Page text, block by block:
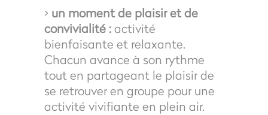
> un moment de plaisir et de
convivialité :activité
bienfaisante et relaxante.
Chacun avance à son rythme
tout en partageant le plaisir de
se retrouver en groupe pour une
activité vivifiante en plein air.